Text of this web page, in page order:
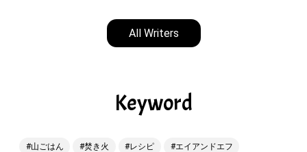
All Writers
Keyword
山ごはん 焚き火 レシピ エイアンドエフ